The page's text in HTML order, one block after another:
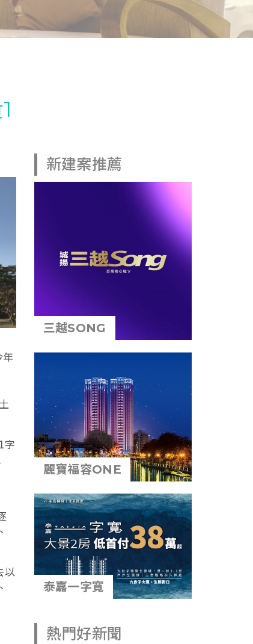
年
字
以
新建案推薦
三越SONG
麗寶福容ONE
泰嘉一字寬
熱門好新聞